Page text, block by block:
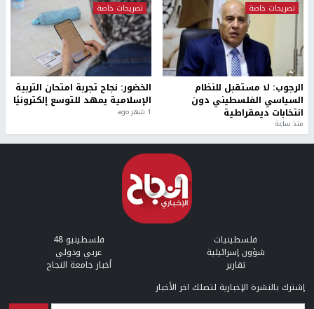
تصريحات خاصة
الرجوب: لا مستقبل للنظام
السياسي الفلسطيني دون
انتخابات ديمقراطية
منذ ساعة
تصريحات خاصة
الخضور: نجاح تجربة امتحان التربية
الإسلامية يمهد للتوسع إلكترونيًا
1 شهر ago
فلسطينيات فلسطينيو 48
شؤون إسرائيلية عربي ودولي
تقارير
أخبار جامعة النجاح
إشترك بالنشرة الإخبارية لتصلك اخر الأخبار